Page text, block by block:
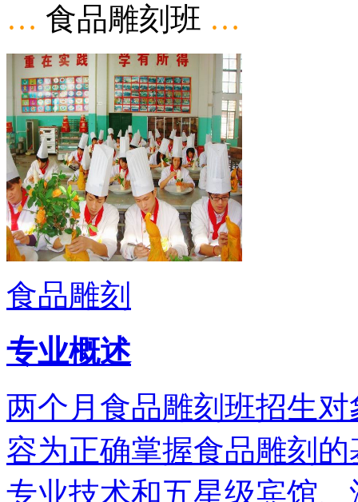
… 食品雕刻班 …
食品雕刻
专业概述
两个月食品雕刻班招生
容为正确掌握食品雕刻
专业技术和五星级宾馆